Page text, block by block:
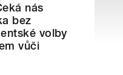
nás
bez
volby
vůči